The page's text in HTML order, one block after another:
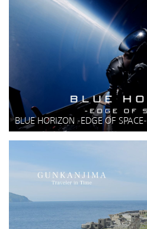
BLUE HORIZON -EDGE OF SPACE-